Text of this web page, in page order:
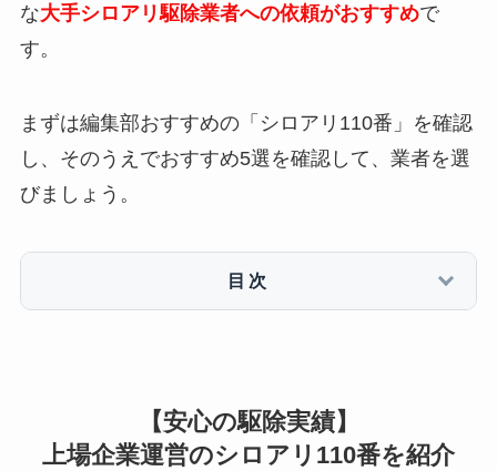
な大手シロアリ駆除業者への依頼がおすすめで
す。
まずは編集部おすすめの「シロアリ110番」を確認
し、そのうえでおすすめ5選を確認して、業者を選
びましょう。
目次
【安心の駆除実績】
上場企業運営のシロアリ110番を紹介